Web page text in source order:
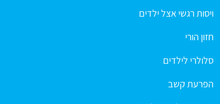
ויסות רגשי אצל ילדים
חזון הורי
סלולרי לילדים
הפרעת קשב